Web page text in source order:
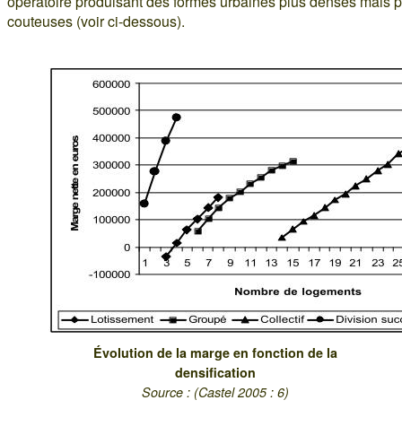
couteuses (voir ci-dessous).
Évolution de la marge en fonction de la
densification
Source : (Castel 2005 : 6)